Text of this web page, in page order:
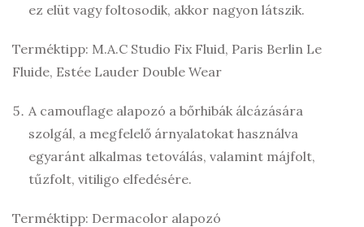
ez elüt vagy foltosodik, akkor nagyon látszik.
Terméktipp: M.A.C Studio Fix Fluid, Paris Berlin Le
Fluide, Estée Lauder Double Wear
A camouflage alapozó a bőrhibák álcázására
szolgál, a megfelelő árnyalatokat használva
egyaránt alkalmas tetoválás, valamint májfolt,
tűzfolt, vitiligo elfedésére.
Terméktipp: Dermacolor alapozó